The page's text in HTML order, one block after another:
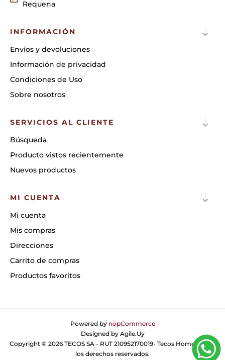
Requena
INFORMACIÓN
Envíos y devoluciones
Información de privacidad
Condiciones de Uso
Sobre nosotros
SERVICIOS AL CLIENTE
Búsqueda
Producto vistos recientemente
Nuevos productos
MI CUENTA
Mi cuenta
Mis compras
Direcciones
Carrito de compras
Productos favoritos
Powered by nopCommerce
Designed by Agile.Uy
Copyright © 2026 TECOS SA - RUT 210952170019- Tecos Home. Todos
los derechos reservados.